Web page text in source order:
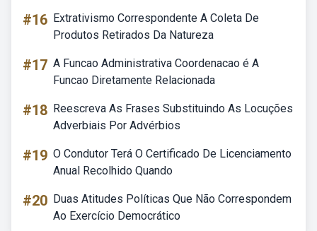
#16 Extrativismo Correspondente A Coleta De
Produtos Retirados Da Natureza
#17 A Funcao Administrativa Coordenacao é A
Funcao Diretamente Relacionada
#18 Reescreva As Frases Substituindo As Locuções
Adverbiais Por Advérbios
#19 O Condutor Terá O Certificado De Licenciamento
Anual Recolhido Quando
#20 Duas Atitudes Políticas Que Não Correspondem
Ao Exercício Democrático